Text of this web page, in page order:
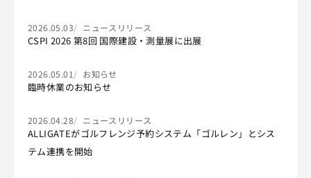
2026.05.03 ニュースリリース
CSPI 2026 第8回 国際建設・測量展に出展
2026.05.01 お知らせ
臨時休業のお知らせ
2026.04.28 ニュースリリース
ALLIGATEがゴルフレンジ予約システム「ゴルレン」とシス
テム連携を開始